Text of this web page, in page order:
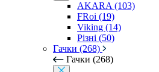
AKARA (103)
FRoi (19)
Viking (14)
Різні (50)
Гачки (268)
Гачки (268)